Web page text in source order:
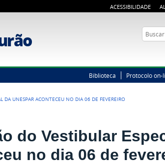
ACESSIBILIDADE
Busca
Biblioteca Protocolo on-
DA UNESPAR ACONTECEU NO DIA 06 DE FEVEREIRO
do Vestibular
no dia 06 de